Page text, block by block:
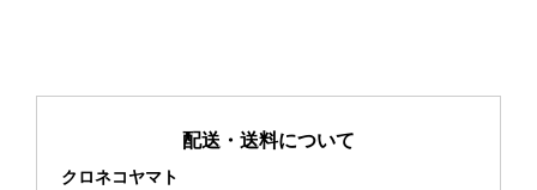
配送・送料について
クロネコヤマト